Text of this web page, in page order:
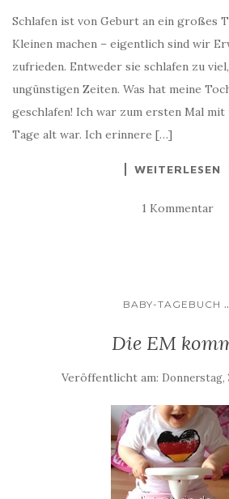
Schlafen ist von Geburt an ein großes
Kleinen machen – eigentlich sind wir
zufrieden. Entweder sie schlafen zu
ungünstigen Zeiten. Was hat meine
geschlafen! Ich war zum ersten Mal mit
Tage alt war. Ich erinnere […]
WEITERLESEN
1 Kommentar
BABY-TAGEBUCH
Die EM
Veröffentlicht am: Donnerstag,